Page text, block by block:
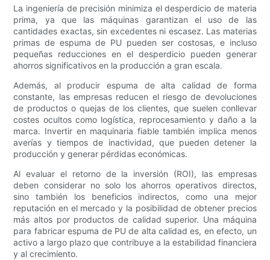
La ingeniería de precisión minimiza el desperdicio de materia
prima, ya que las máquinas garantizan el uso de las
cantidades exactas, sin excedentes ni escasez. Las materias
primas de espuma de PU pueden ser costosas, e incluso
pequeñas reducciones en el desperdicio pueden generar
ahorros significativos en la producción a gran escala.
Además, al producir espuma de alta calidad de forma
constante, las empresas reducen el riesgo de devoluciones
de productos o quejas de los clientes, que suelen conllevar
costes ocultos como logística, reprocesamiento y daño a la
marca. Invertir en maquinaria fiable también implica menos
averías y tiempos de inactividad, que pueden detener la
producción y generar pérdidas económicas.
Al evaluar el retorno de la inversión (ROI), las empresas
deben considerar no solo los ahorros operativos directos,
sino también los beneficios indirectos, como una mejor
reputación en el mercado y la posibilidad de obtener precios
más altos por productos de calidad superior. Una máquina
para fabricar espuma de PU de alta calidad es, en efecto, un
activo a largo plazo que contribuye a la estabilidad financiera
y al crecimiento.